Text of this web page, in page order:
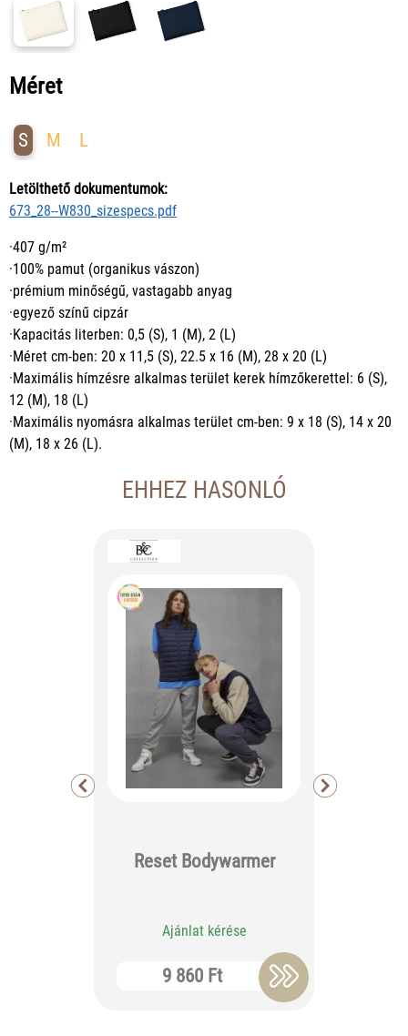
Méret
S M L
Letölthető dokumentumok:
673_28--W830_sizespecs.pdf
·407 g/m²
·100% pamut (organikus vászon)
·prémium minőségű, vastagabb anyag
·egyező színű cipzár
·Kapacitás literben: 0,5 (S), 1 (M), 2 (L)
·Méret cm-ben: 20 x 11,5 (S), 22.5 x 16 (M), 28 x 20 (L)
·Maximális hímzésre alkalmas terület kerek hímzőkerettel: 6 (S),
12 (M), 18 (L)
·Maximális nyomásra alkalmas terület cm-ben: 9 x 18 (S), 14 x 20
(M), 18 x 26 (L).
EHHEZ HASONLÓ
Reset Bodywarmer
Ajánlat kérése
9 860 Ft